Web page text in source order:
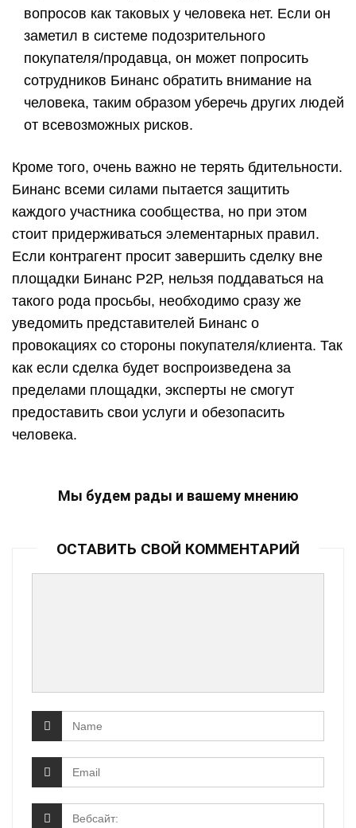
вопросов как таковых у человека нет. Если он
заметил в системе подозрительного
покупателя/продавца, он может попросить
сотрудников Бинанс обратить внимание на
человека, таким образом уберечь других людей
от всевозможных рисков.
Кроме того, очень важно не терять бдительности.
Бинанс всеми силами пытается защитить
каждого участника сообщества, но при этом
стоит придерживаться элементарных правил.
Если контрагент просит завершить сделку вне
площадки Бинанс Р2Р, нельзя поддаваться на
такого рода просьбы, необходимо сразу же
уведомить представителей Бинанс о
провокациях со стороны покупателя/клиента. Так
как если сделка будет воспроизведена за
пределами площадки, эксперты не смогут
предоставить свои услуги и обезопасить
человека.
Мы будем рады и вашему мнению
ОСТАВИТЬ СВОЙ КОММЕНТАРИЙ